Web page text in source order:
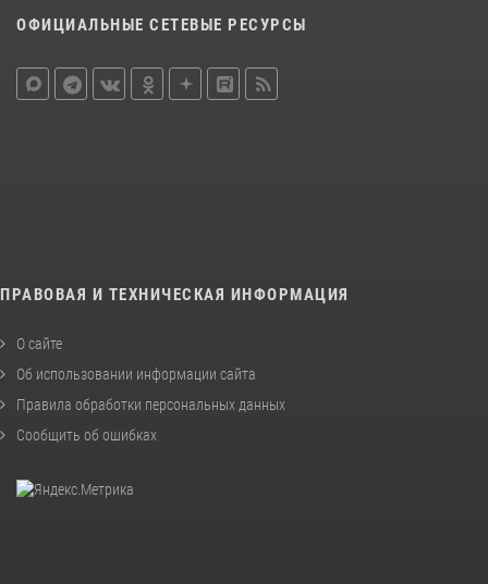
ОФИЦИАЛЬНЫЕ СЕТЕВЫЕ РЕСУРСЫ
ПРАВОВАЯ И ТЕХНИЧЕСКАЯ ИНФОРМАЦИЯ
О сайте
Об использовании информации сайта
Правила обработки персональных данных
Сообщить об ошибках